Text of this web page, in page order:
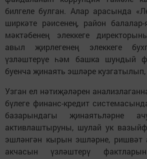
билгеле булган. Алар арасында
ширкәте рәисенең, район
мәктәбенең элеккеге
авыл җирлегенең элеккеге
үзләштерүе һәм башка шундый
буенча җинаять эшләре
Узган ел нәтиҗәләрен
бүлеге финанс-кредит
базарындагы җинаятьләрне
активлаштыруны, шулай ук
эшләнгән кырын эшләрне, ришвәт
акчасын үзләштерү